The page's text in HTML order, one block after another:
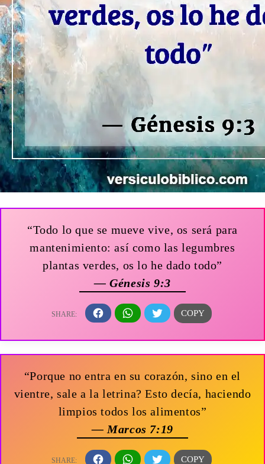
“Todo lo que se mueve vive, os será para
mantenimiento: así como las legumbres
plantas verdes, os lo he dado todo”
— Génesis 9:3
“Porque no entra en su corazón, sino en el
vientre, sale a la letrina? Esto decía, haciendo
limpios todos los alimentos”
— Marcos 7:19